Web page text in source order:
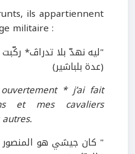
ils appartiennent
militaire :
"ليه نهدّ بلا تدراڤ*
(عدة بلباشير)
* j’ai fait
et mes cavaliers
" كان جيشي هو